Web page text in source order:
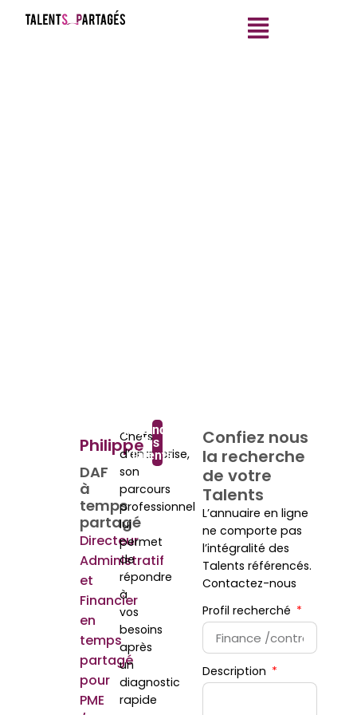
Philippe
DAF
à
temps
partagé
Directeur
Administratif
et
Financier
en
temps
partagé
pour
PME
Chefs
d’entreprise,
son
parcours
professionnel
lui
permet
de
répondre
à
vos
besoins
après
un
diagnostic
rapide
Rejoindre
les
Talents
Confiez nous
la recherche
de votre
Talents
L’annuaire en ligne
ne comporte pas
l’intégralité des
Talents référencés.
Contactez-nous
Profil recherché
Description